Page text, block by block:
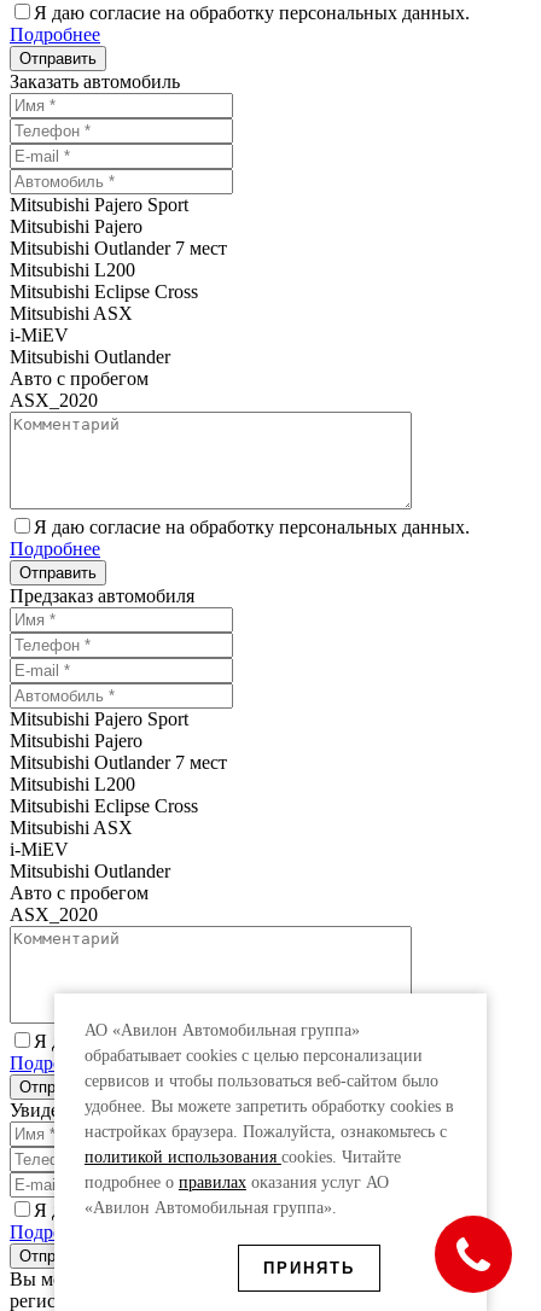
АО «Авилон Автомобильная группа»
обрабатывает cookies с целью персонализации
сервисов и чтобы пользоваться веб-сайтом было
удобнее. Вы можете запретить обработку сookies в
настройках браузера. Пожалуйста, ознакомьтесь с
политикой использования cookies. Читайте
подробнее о правилахоказания услуг АО
«Авилон Автомобильная группа».
ПРИНЯТЬ
Я даю согласие на обработку персональных данных.
Подробнее
Заказать автомобиль
Mitsubishi Pajero Sport
Mitsubishi Pajero
Mitsubishi Outlander 7 мест
Mitsubishi L200
Mitsubishi Eclipse Cross
Mitsubishi ASX
i-MiEV
Mitsubishi Outlander
Авто с пробегом
ASX_2020
Я даю согласие на обработку персональных данных.
Подробнее
Предзаказ автомобиля
Mitsubishi Pajero Sport
Mitsubishi Pajero
Mitsubishi Outlander 7 мест
Mitsubishi L200
Mitsubishi Eclipse Cross
Mitsubishi ASX
i-MiEV
Mitsubishi Outlander
Авто с пробегом
ASX_2020
Я даю согласие на обработку персональных данных.
Подробнее
Увидеть специальную цену
Я даю согласие на обработку персональных данных.
Подробнее
Вы можете получить дополнительную выгоду, заполнив
регистрационную форму ниже.